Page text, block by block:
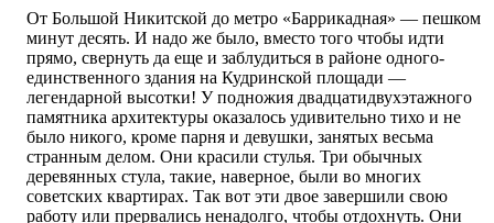
От Большой Никитской до метро «Баррикадная» — пешком
минут десять. И надо же было, вместо того чтобы идти
прямо, свернуть да еще и заблудиться в районе одного-
единственного здания на Кудринской площади —
легендарной высотки! У подножия двадцатидвухэтажного
памятника архитектуры оказалось удивительно тихо и не
было никого, кроме парня и девушки, занятых весьма
странным делом. Они красили стулья. Три обычных
деревянных стула, такие, наверное, были во многих
советских квартирах. Так вот эти двое завершили свою
работу или прервались ненадолго, чтобы отдохнуть. Они